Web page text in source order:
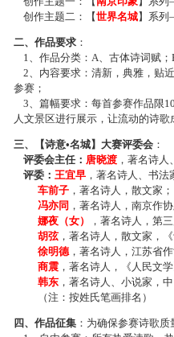
创作主题二：【世界名城】系
二、作品要求 ：
1、作品分类：A、古体诗词赋；
2、内容要求：清新，典雅，贴
参赛；
3、篇幅要求：每首参赛作品限
人文景区进行展示，让流动的诗
三、【诗意•名城】大赛评委会 ：
评委会主任： 唐晓渡 ，著名诗
评委： 王宜早 ，著名诗人、书
车前子 ，著名诗人，散文家；
冯亦同 ，著名诗人，南京作
娜夜（女）
，著名诗人，第
胡弦，著名诗人，散文家，
徐明德，著名诗人，江苏省
商震 ，著名诗人，《人民文
韩东 ，著名诗人、小说家，
（注：按姓氏笔画排名）
四、作品征集 ：为确保参赛诗歌